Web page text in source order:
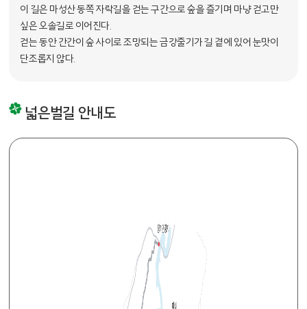
이 길은 마성산 동쪽 자락길을 걷는 구간으로 숲을 즐기며 마냥 걷고만
싶은 오솔길로 이어진다.
걷는 동안 간간이 숲 사이로 조망되는 금강줄기가 길 곁에 있어 눈맛이
단조롭지 않다.
넓은벌길 안내도